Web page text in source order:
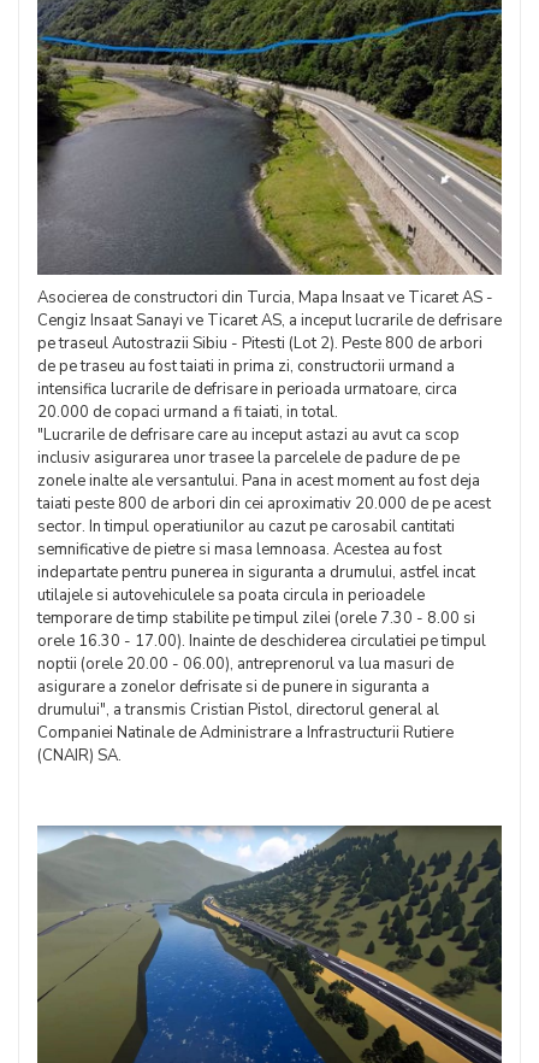
Asocierea de constructori din Turcia, Mapa Insaat ve Ticaret AS -
Cengiz Insaat Sanayi ve Ticaret AS, a inceput lucrarile de defrisare
pe traseul Autostrazii Sibiu - Pitesti (Lot 2). Peste 800 de arbori
de pe traseu au fost taiati in prima zi, constructorii urmand a
intensifica lucrarile de defrisare in perioada urmatoare, circa
20.000 de copaci urmand a fi taiati, in total.
"Lucrarile de defrisare care au inceput astazi au avut ca scop
inclusiv asigurarea unor trasee la parcelele de padure de pe
zonele inalte ale versantului. Pana in acest moment au fost deja
taiati peste 800 de arbori din cei aproximativ 20.000 de pe acest
sector. In timpul operatiunilor au cazut pe carosabil cantitati
semnificative de pietre si masa lemnoasa. Acestea au fost
indepartate pentru punerea in siguranta a drumului, astfel incat
utilajele si autovehiculele sa poata circula in perioadele
temporare de timp stabilite pe timpul zilei (orele 7.30 - 8.00 si
orele 16.30 - 17.00). Inainte de deschiderea circulatiei pe timpul
noptii (orele 20.00 - 06.00), antreprenorul va lua masuri de
asigurare a zonelor defrisate si de punere in siguranta a
drumului", a transmis Cristian Pistol, directorul general al
Companiei Natinale de Administrare a Infrastructurii Rutiere
(CNAIR) SA.